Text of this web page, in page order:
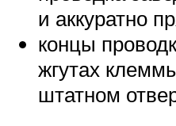
и аккуратно
концы
жгутах
штатном